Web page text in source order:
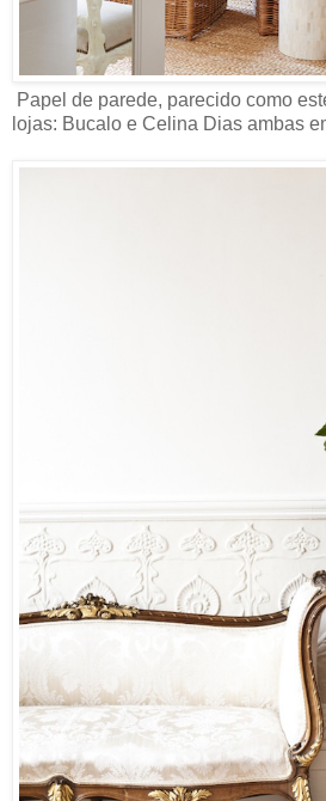
Papel de parede, parecido como
lojas: Bucalo e Celina Dias ambas